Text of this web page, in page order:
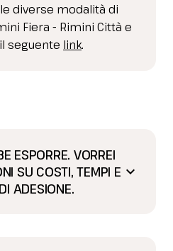
diverse modalità di
Fiera - Rimini Città e
seguente link.
ESPORRE. VORREI
SU COSTI, TEMPI E
ADESIONE.
keyboard_arrow_down